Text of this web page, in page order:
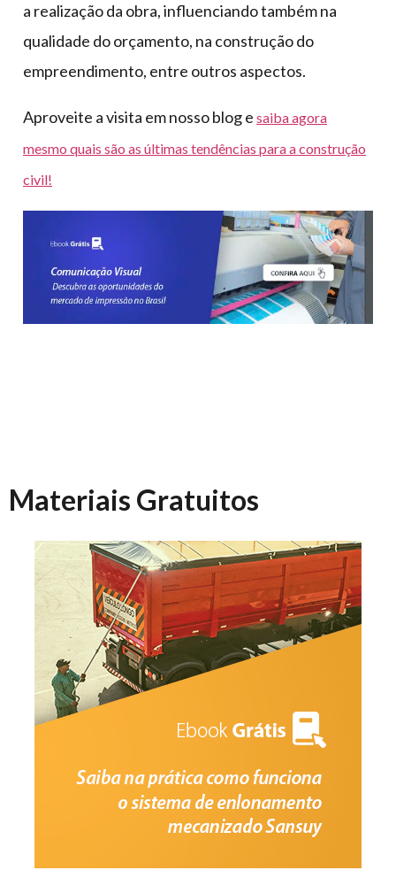
a realização da obra, influenciando também na
qualidade do orçamento, na construção do
empreendimento, entre outros aspectos.
Aproveite a visita em nosso blog e saiba agora
mesmo quais são as últimas tendências para a construção
civil!
Materiais Gratuitos